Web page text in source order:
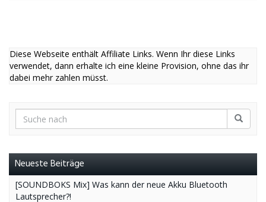
Diese Webseite enthält Affiliate Links. Wenn Ihr diese Links
verwendet, dann erhalte ich eine kleine Provision, ohne das ihr
dabei mehr zahlen müsst.
Neueste Beiträge
[SOUNDBOKS Mix] Was kann der neue Akku Bluetooth
Lautsprecher?!